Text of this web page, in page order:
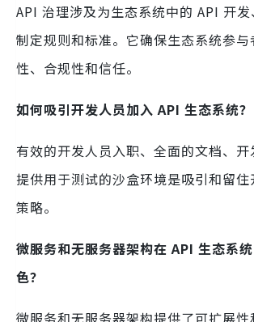
API 治理涉及为生态系统中的 API 开
制定规则和标准。它确保生态系统参与
性、合规性和信任。
如何吸引开发人员加入 API 生态系统？
有效的开发人员入职、全面的文档、
提供用于测试的沙盒环境是吸引和留
策略。
微服务和无服务器架构在 API 生态系
色？
微服务和无服务器架构提供了可扩展